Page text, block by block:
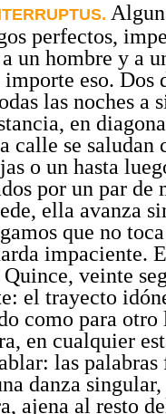
perfectos,
un hombre y a
eso. Dos
las noches a
en
calle se saludan
o un hasta
por un par de
ella avanza
que no
impaciente.
veinte
el trayecto
como para
en cualquier
las
danza
ajena al resto